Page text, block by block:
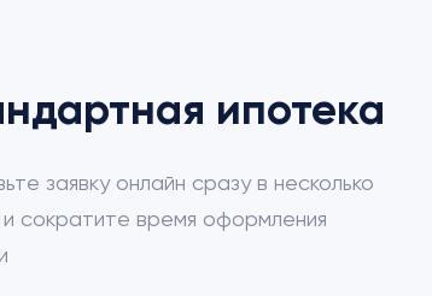
ипотека
заявку онлайн сразу в несколько
и сократите время оформления